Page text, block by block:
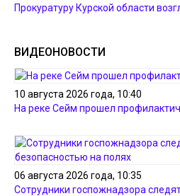
Прокуратуру Курской области
ВИДЕОНОВОСТИ
10 августа 2026 года, 10:40
На реке Сейм прошел
06 августа 2026 года, 10:35
Сотрудники госпожнадзора